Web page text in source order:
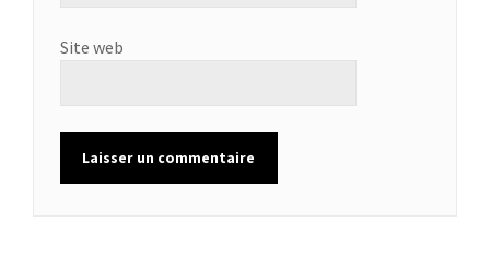
Site web